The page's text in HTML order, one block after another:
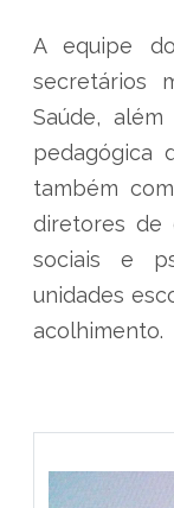
A equipe
secretários
Saúde,
pedagógica
também
diretores de
sociais e
unidades
acolhimento.